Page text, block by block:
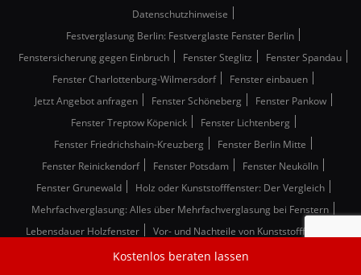
Datenschutzhinweise
Festverglasung Berlin: Festverglaste Fenster Berlin
Fenstersicherung gegen Einbruch
Fenster Steglitz
Fenster Spandau
Fenster Charlottenburg-Wilmersdorf
Fenster einbauen
Jetzt Angebot anfragen
Fenster Schöneberg
Fenster Pankow
Fenster Treptow Köpenick
Fenster Lichtenberg
Fenster Friedrichshain-Kreuzberg
Fenster Berlin Mitte
Fenster Reinickendorf
Fenster Potsdam
Fenster Neukölln
Fenster Grunewald
Holz oder Kunststofffenster: Der Vergleich
Mehrfachverglasung: Alles über Mehrfachverglasung bei Fenstern
Lebensdauer Holzfenster
Vor- und Nachteile von Kunststofffenster
3 fach verglaste Fenster
Fensterverglasung verstehen
Kostenlos beraten lassen